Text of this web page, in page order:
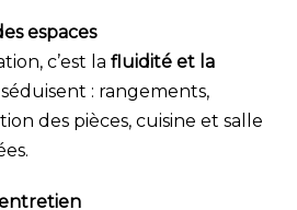
espaces
c’est la fluidité et la
: rangements,
des pièces, cuisine et salle